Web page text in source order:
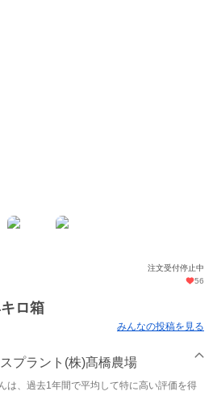
注文受付停止中
56
ロ箱
みんなの投稿を見る
プラント(株)髙橋農場
は、過去1年間で平均して特に高い評価を得